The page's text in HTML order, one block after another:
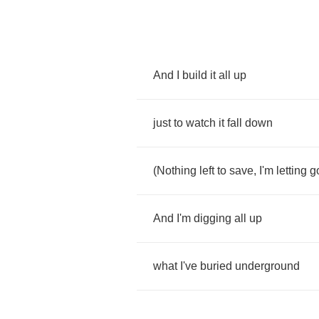
And build it all up
just to watch it fall down
(Nothing left to save, I'm letting
And I'm digging all up
what I've buried underground